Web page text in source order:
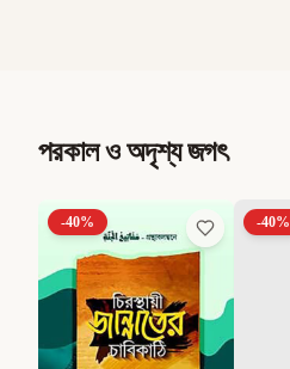
পরকাল ও অদৃশ্য জগৎ
-40% -40%